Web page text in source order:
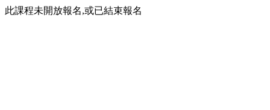
此課程未開放報名,或已結束報名